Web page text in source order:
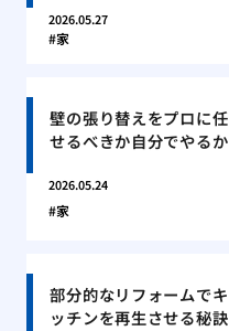
2026.05.27
家
壁の張り替えをプロに任
せるべきか自分でやるか
2026.05.24
家
部分的なリフォームでキ
ッチンを再生させる秘訣